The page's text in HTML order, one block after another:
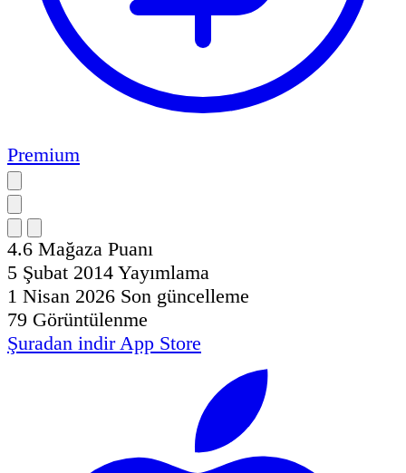
Premium
4.6 Mağaza Puanı
5 Şubat 2014 Yayımlama
1 Nisan 2026 Son güncelleme
79 Görüntülenme
Şuradan indir App Store